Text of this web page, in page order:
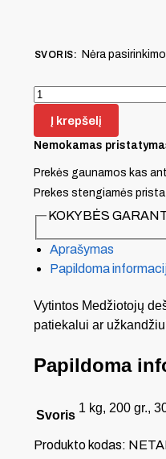
SVORIS: Nėra pasirinkimo
Į krepšelį
Nemokamas
Prekės gaunamos kas
Prekes stengiamės
KOKYBĖS
Aprašymas
Papildoma
Vytintos Medžiotojų
patiekalui ar
Papildoma
Svoris
1 kg, 200 gr.,
Produkto kodas: